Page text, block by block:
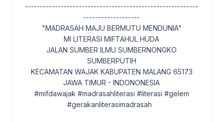
----------------------------------------------------------
-------------------
"MADRASAH MAJU BERMUTU MENDUNIA"
MI LITERASI MIFTAHUL HUDA
JALAN SUMBER ILMU SUMBERNONGKO
SUMBERPUTIH
KECAMATAN WAJAK KABUPATEN MALANG 65173
JAWA TIMUR - INDONONESIA
#mifdawajak #madrasahliterasi #literasi #gelem
#gerakanliterasimadrasah